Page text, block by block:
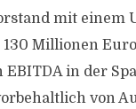
mit einem
Millionen
in der
von